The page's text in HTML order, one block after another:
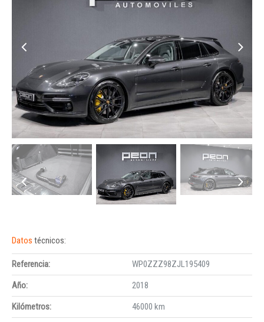
Datos técnicos:
Referencia:
WP0ZZZ98ZJL195409
Año:
2018
Kilómetros:
46000 km